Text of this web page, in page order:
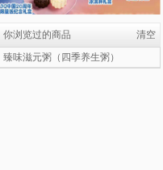
哈根达斯月饼-彩云追月
￥558
2.哈根达斯月饼-优格蕾尊享版
你浏览过的商品
清空
臻味滋元粥（四季养生粥）